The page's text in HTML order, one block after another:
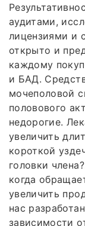
аудитами,
лицензиями и
открыто и
каждому
и БАД.
мочеполовой
половового
недорогие.
увеличить
короткой
головки
когда
увеличить
нас
зависимости